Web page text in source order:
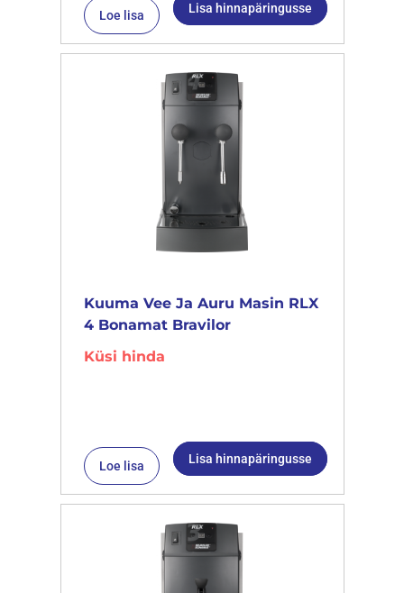
Loe lisa Lisa hinnapäringusse
Kuuma Vee Ja Auru Masin RLX
4 Bonamat Bravilor
Küsi hinda
Loe lisa Lisa hinnapäringusse